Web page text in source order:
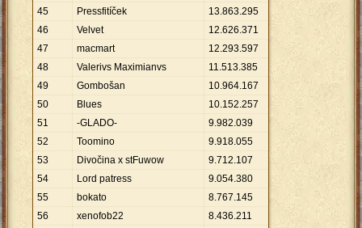
45
Pressfitíček 13.863.295
46
Velvet 12.626.371
47
macmart 12.293.597
48
Valerivs Maximianvs 11.513.385
49
Gombošan 10.964.167
50
Blues 10.152.257
51
-GLADO- 9.982.039
52
Toomino 9.918.055
53
Divočina x stFuwow 9.712.107
54
Lord patress 9.054.380
55
bokato 8.767.145
56
xenofob22 8.436.211